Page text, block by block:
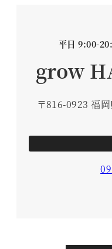
平日 9:00-
grow
〒816-0923 福